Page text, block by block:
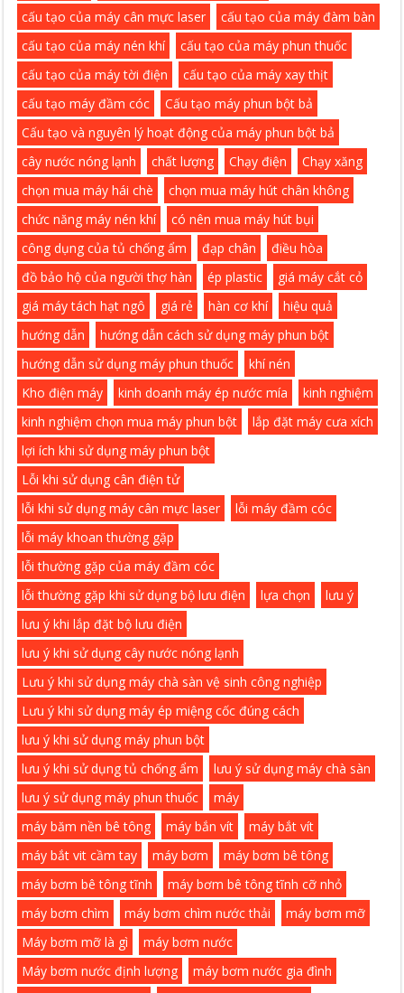
cấu tạo của máy cân mực laser
cấu tạo của máy đàm bàn
cấu tạo của máy nén khí
cấu tạo của máy phun thuốc
cấu tạo của máy tời điện
cấu tạo của máy xay thịt
cấu tạo máy đầm cóc
Cấu tạo máy phun bột bả
Cấu tạo và nguyên lý hoạt động của máy phun bột bả
cây nước nóng lạnh
chất lượng Chạy điện
Chạy xăng
chọn mua máy hái chè
chọn mua máy hút chân không
chức năng máy nén khí
có nên mua máy hút bụi
công dụng của tủ chống ẩm
đạp chân
điều hòa
đồ bảo hộ của người thợ hàn
ép plastic
giá máy cắt cỏ
giá máy tách hạt ngô
giá rẻ hàn cơ khí
hiệu quả
hướng dẫn
hướng dẫn cách sử dụng máy phun bột
hướng dẫn sử dụng máy phun thuốc
khí nén
Kho điện máy
kinh doanh máy ép nước mía
kinh nghiệm
kinh nghiệm chọn mua máy phun bột
lắp đặt máy cưa xích
lợi ích khi sử dụng máy phun bột
Lỗi khi sử dụng cân điện tử
lỗi khi sử dụng máy cân mực laser
lỗi máy đầm cóc
lỗi máy khoan thường gặp
lỗi thường gặp của máy đầm cóc
lỗi thường gặp khi sử dụng bộ lưu điện
lựa chọn
lưu ý
lưu ý khi lắp đặt bộ lưu điện
lưu ý khi sử dụng cây nước nóng lạnh
Lưu ý khi sử dụng máy chà sàn vệ sinh công nghiệp
Lưu ý khi sử dụng máy ép miệng cốc đúng cách
lưu ý khi sử dụng máy phun bột
lưu ý khi sử dụng tủ chống ẩm
lưu ý sử dụng máy chà sàn
lưu ý sử dụng máy phun thuốc
máy
máy băm nền bê tông
máy bắn vít
máy bắt vít
máy bắt vit cầm tay
máy bơm
máy bơm bê tông
máy bơm bê tông tĩnh
máy bơm bê tông tĩnh cỡ nhỏ
máy bơm chìm
máy bơm chìm nước thải
máy bơm mỡ
Máy bơm mỡ là gì
máy bơm nước
Máy bơm nước định lượng
máy bơm nước gia đình